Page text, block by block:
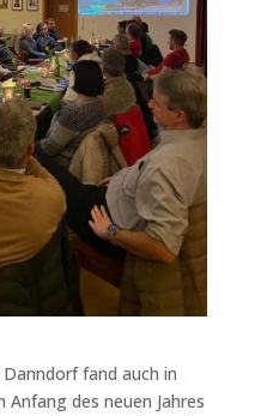
fand auch in
Anfang des neuen Jahres